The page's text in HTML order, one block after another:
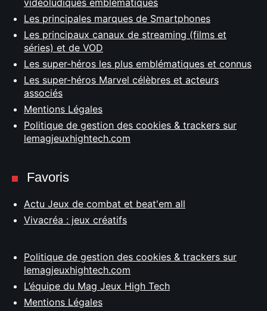
vidéoludiques emblématiques
Les principales marques de Smartphones
Les principaux canaux de streaming (films et
séries) et de VOD
Les super-héros les plus emblématiques et connus
Les super-héros Marvel célèbres et acteurs
associés
Mentions Légales
Politique de gestion des cookies & trackers sur
lemagjeuxhightech.com
Favoris
Actu Jeux de combat et beat'em all
Vivacréa : jeux créatifs
Politique de gestion des cookies & trackers sur
lemagjeuxhightech.com
L’équipe du Mag Jeux High Tech
Mentions Légales